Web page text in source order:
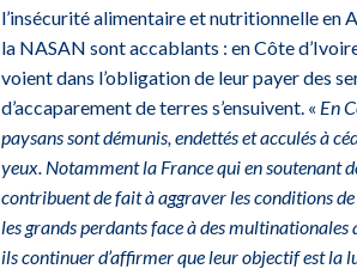
l’insécurité alimentaire et nutritionnelle en
la NASAN sont accablants : en Côte
voient dans l’obligation de leur payer des
d’accaparement de terres s’ensuivent. « En
paysans sont démunis, endettés et acculés à
yeux. Notamment la France qui en soutenant
contribuent de fait à aggraver les conditions
les grands perdants face à des
ils continuer d’affirmer que leur objectif est la